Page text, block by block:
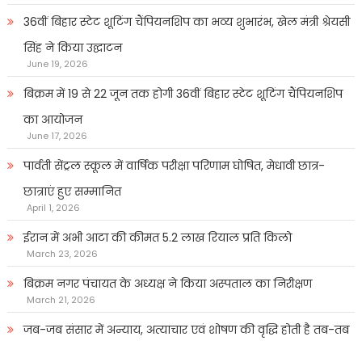
36वीं बिहार स्टेट शूटिंग चैंपियनशिप का भव्य शुभारंभ, खेल मंत्री श्रेयसी
सिंह ने किया उद्घाटन
June 19, 2026
बिक्रम में 19 से 22 जून तक होगी 36वीं बिहार स्टेट शूटिंग चैंपियनशिप
का आयोजन
June 17, 2026
पार्वती सेंट्रल स्कूल में वार्षिक परीक्षा परिणाम घोषित, मेधावी छात्र-
छात्राएं हुए सम्मानित
April 1, 2026
ईरान में अभी आटा की कीमत 5.2 लाख रियाल प्रति किलो
March 23, 2026
बिक्रम नगर पंचायत के अध्यक्ष ने किया अस्पताल का निरीक्षण
March 21, 2026
जब-जब संसार में अन्याय, अत्याचार एवं शोषण की वृद्धि होती है तब-तब